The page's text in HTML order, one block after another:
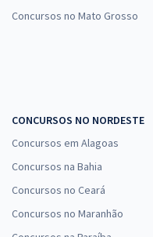
Concursos no Mato Grosso
CONCURSOS NO NORDESTE
Concursos em Alagoas
Concursos na Bahia
Concursos no Ceará
Concursos no Maranhão